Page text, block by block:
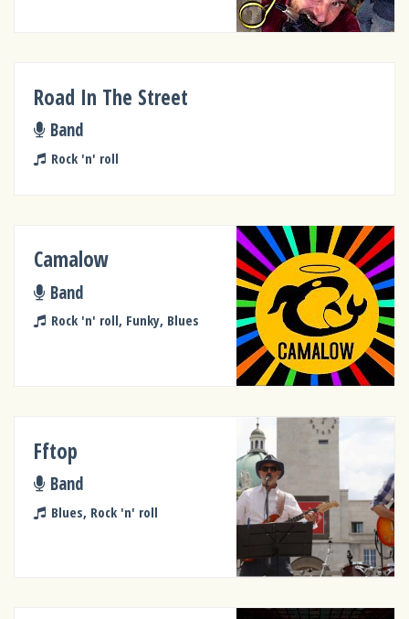
Road In The Street
Band
Rock 'n' roll
Camalow
Band
Rock 'n' roll, Funky, Blues
Fftop
Band
Blues, Rock 'n' roll